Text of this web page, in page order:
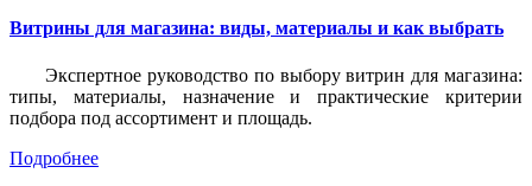
Витрины для магазина: виды, материалы и как выбрать
Экспертное руководство по выбору витрин для магазина:
типы, материалы, назначение и практические критерии
подбора под ассортимент и площадь.
Подробнее